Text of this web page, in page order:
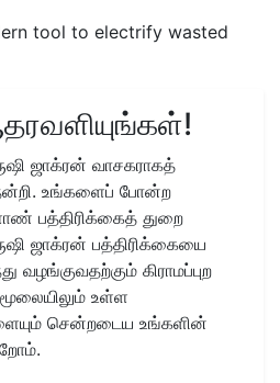
tool to electrify wasted
ஜாக்ரன் வாசகராகத்
உங்களைப் போன்ற
பத்திரிக்கைத் துறை
ஜாக்ரன் பத்திரிக்கையை
வழங்குவதற்கும் கிராமப்புற
உள்ள
சென்றடைய உங்களின்